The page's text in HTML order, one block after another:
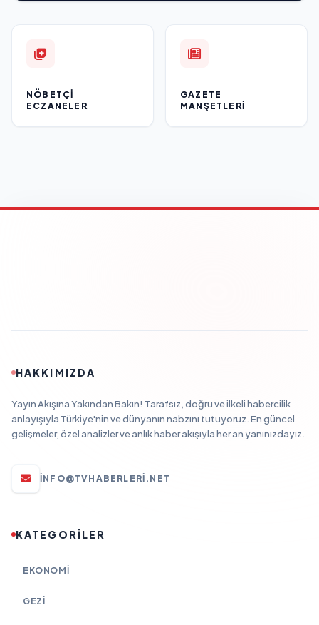
NÖBETÇI
ECZANELER
GAZETE
MANŞETLERI
HAKKIMIZDA
Yayın Akışına Yakından Bakın! Tarafsız, doğru ve ilkeli habercilik
anlayışıyla Türkiye'nin ve dünyanın nabzını tutuyoruz. En güncel
gelişmeler, özel analizler ve anlık haber akışıyla her an yanınızdayız.
INFO@TVHABERLERI.NET
KATEGORİLER
EKONOMI
GEZI